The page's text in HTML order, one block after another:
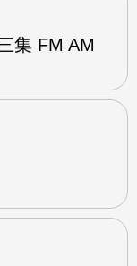
集 FM AM